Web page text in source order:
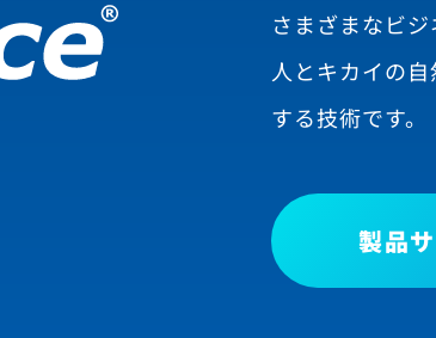
さまざまなビ
人とキカイの
する技術です。
製品